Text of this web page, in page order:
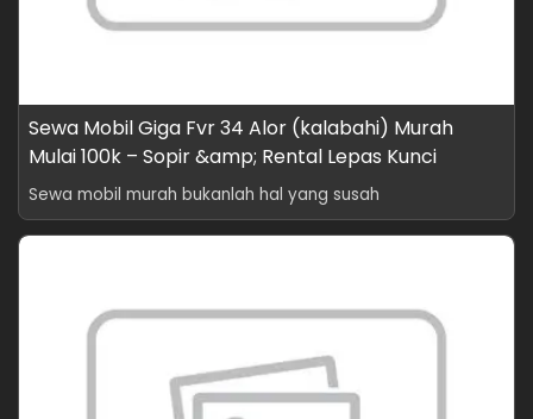
Sewa Mobil Giga Fvr 34 Alor (kalabahi) Murah
Mulai 100k – Sopir &amp; Rental Lepas Kunci
Sewa mobil murah bukanlah hal yang susah